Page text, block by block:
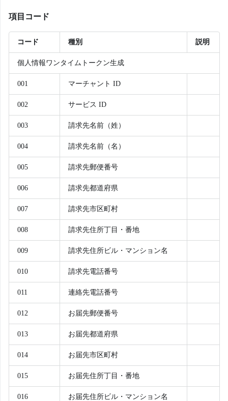
項目コード
コード 種別 説明
個人情報ワンタイムトークン生成
001 マーチャント ID
002 サービス ID
003 請求先名前（姓）
004 請求先名前（名）
005 請求先郵便番号
006 請求先都道府県
007 請求先市区町村
008 請求先住所丁目・番地
009 請求先住所ビル・マンション名
010 請求先電話番号
011 連絡先電話番号
012 お届先郵便番号
013 お届先都道府県
014 お届先市区町村
015 お届先住所丁目・番地
016 お届先住所ビル・マンション名